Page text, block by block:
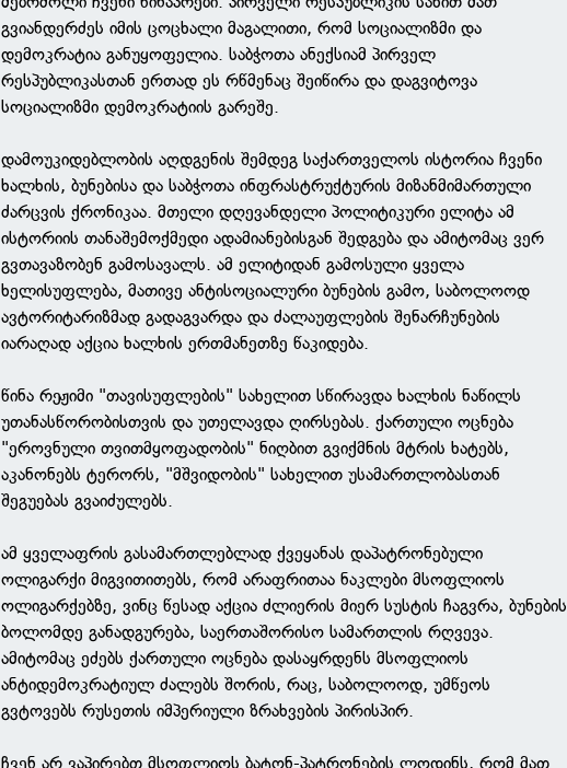
გვიანდერძეს იმის ცოცხალი მაგალითი, რომ სოციალიზმი და
დემოკრატია განუყოფელია. საბჭოთა ანექსიამ პირველ
რესპუბლიკასთან ერთად ეს რწმენაც შეიწირა და დაგვიტოვა
სოციალიზმი დემოკრატიის გარეშე.
დამოუკიდებლობის აღდგენის შემდეგ საქართველოს ისტორია ჩვენი
ხალხის, ბუნებისა და საბჭოთა ინფრასტრუქტურის მიზანმიმართული
ძარცვის ქრონიკაა. მთელი დღევანდელი პოლიტიკური ელიტა ამ
ისტორიის თანაშემოქმედი ადამიანებისგან შედგება და ამიტომაც ვერ
გვთავაზობენ გამოსავალს. ამ ელიტიდან გამოსული ყველა
ხელისუფლება, მათივე ანტისოციალური ბუნების გამო, საბოლოოდ
ავტორიტარიზმად გადაგვარდა და ძალაუფლების შენარჩუნების
იარაღად აქცია ხალხის ერთმანეთზე წაკიდება.
წინა რეჟიმი "თავისუფლების" სახელით სწირავდა ხალხის ნაწილს
უთანასწორობისთვის და უთელავდა ღირსებას. ქართული ოცნება
"ეროვნული თვითმყოფადობის" ნიღბით გვიქმნის მტრის ხატებს,
აკანონებს ტერორს, "მშვიდობის" სახელით უსამართლობასთან
შეგუებას გვაიძულებს.
ამ ყველაფრის გასამართლებლად ქვეყანას დაპატრონებული
ოლიგარქი მიგვითითებს, რომ არაფრითაა ნაკლები მსოფლიოს
ოლიგარქებზე, ვინც წესად აქცია ძლიერის მიერ სუსტის ჩაგვრა, ბუნების
ბოლომდე განადგურება, საერთაშორისო სამართლის რღვევა.
ამიტომაც ეძებს ქართული ოცნება დასაყრდენს მსოფლიოს
ანტიდემოკრატიულ ძალებს შორის, რაც, საბოლოოდ, უმწეოს
გვტოვებს რუსეთის იმპერიული ზრახვების პირისპირ.
ჩვენ არ ვაპირებთ მსოფლიოს ბატონ-პატრონების ლოდინს, რომ მათ